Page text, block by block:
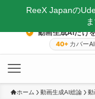
動画生成AIだけ
40+ カバー
ホーム 動画生成AI総論
ReeX Japanの